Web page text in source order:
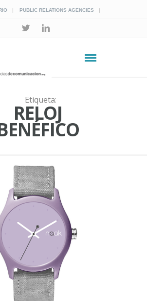
PUBLIC RELATIONS AGENCIES
Etiqueta:
RELOJ